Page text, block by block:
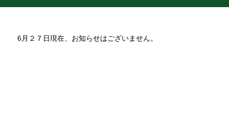
6月２７日現在、お知らせはございません。